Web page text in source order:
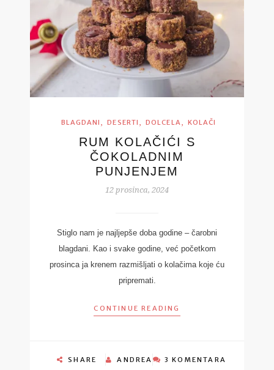
BLAGDANI , DESERTI , DOLCELA, KOLAČI
RUM KOLAČIĆI S
ČOKOLADNIM
PUNJENJEM
12 prosinca, 2024
Stiglo nam je najljepše doba godine – čarobni
blagdani. Kao i svake godine, već početkom
prosinca ja krenem razmišljati o kolačima koje ću
pripremati.
CONTINUE READING
SHARE ANDREA 3 KOMENTARA